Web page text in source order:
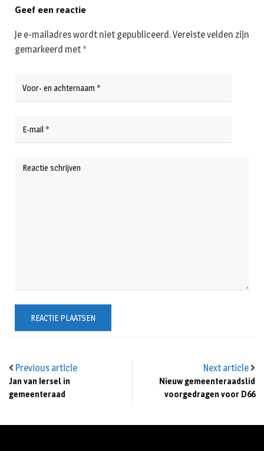
Previous article
Jan van Iersel in
gemeenteraad
Next article
Nieuw gemeenteraadslid
voorgedragen voor D66
Geef een reactie
Je e-mailadres wordt niet gepubliceerd.Vereiste velden zijn
gemarkeerd met *